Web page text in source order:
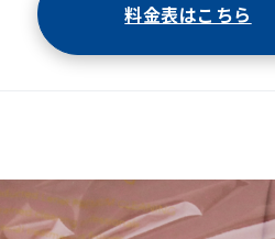
料金表はこちら